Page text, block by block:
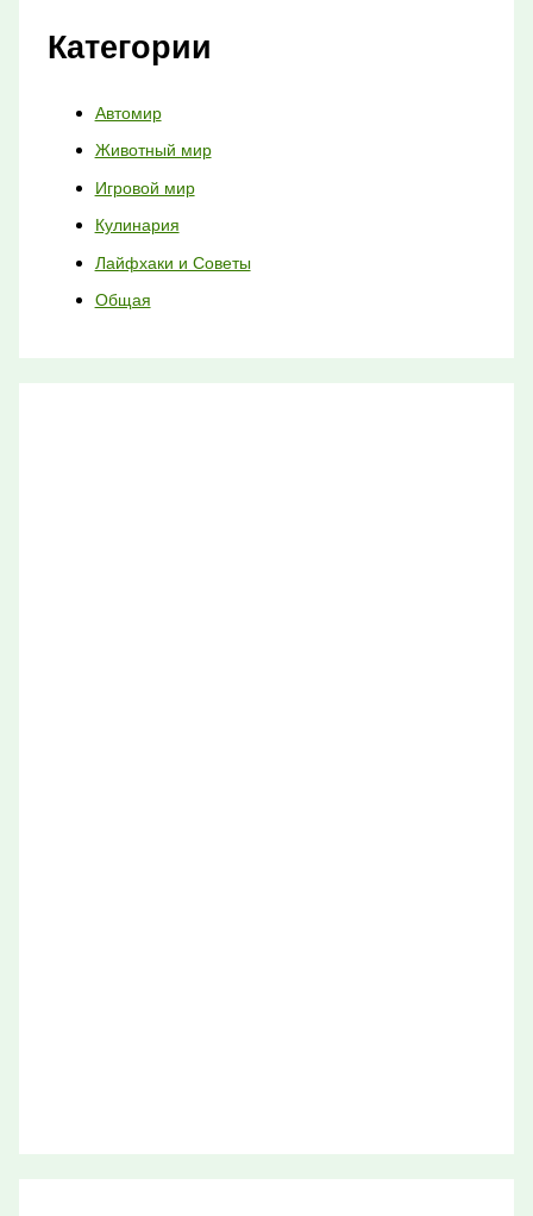
Категории
Автомир
Животный мир
Игровой мир
Кулинария
Лайфхаки и Советы
Общая